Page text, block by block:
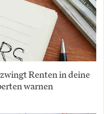
Renten in deine
warnen